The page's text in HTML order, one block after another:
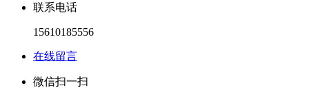
联系电话
15610185556
在线留言
微信扫一扫